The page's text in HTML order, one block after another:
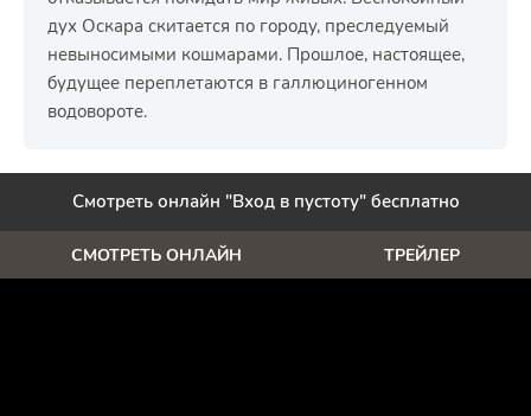
дух Оскара скитается по городу, преследуемый
невыносимыми кошмарами. Прошлое, настоящее,
будущее переплетаются в галлюциногенном
водовороте.
Смотреть онлайн "Вход в пустоту" бесплатно
СМОТРЕТЬ ОНЛАЙН ТРЕЙЛЕР